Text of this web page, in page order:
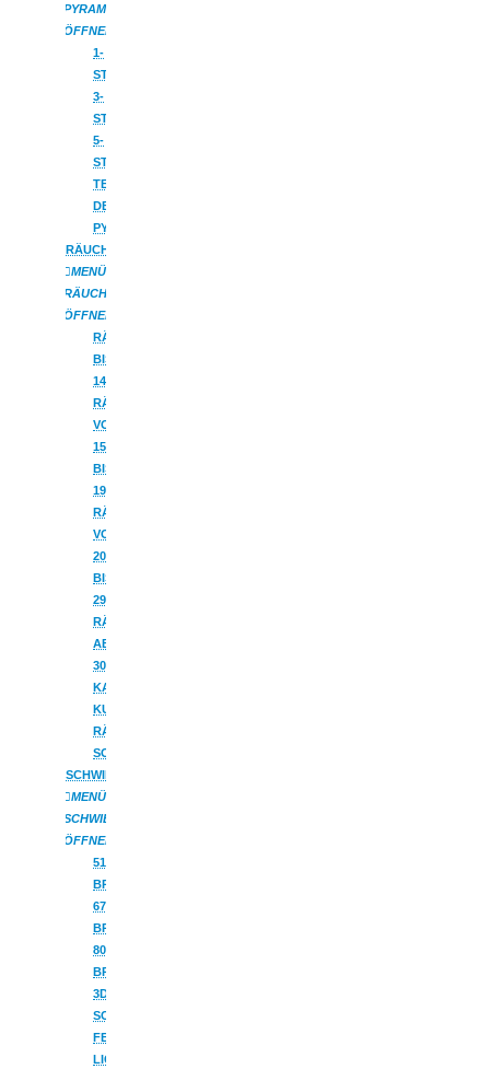
PYRAMIDEN
ÖFFNEN
1-
STÖCKIG
3-
STUFIG
5-
STUFIG
TEELICHTPYRAMIDEN
DECKENPYRAMIDEN
PYRAMIDENHÄUSER
RÄUCHERFIGUREN
MENÜ
RÄUCHERFIGUREN
ÖFFNEN
RÄUCHERMÄNNCHEN
BIS
14CM
RÄUCHERMÄNNER
VON
15
BIS
19CM
RÄUCHERMÄNNER
VON
20
BIS
29CM
RÄUCHERMÄNNER
AB
30CM
KANTENHOCKER
KUGELRÄUCHERFIGUREN
RÄUCHERHÄUSCHEN
SONSTIGES
SCHWIBBOGEN
MENÜ
SCHWIBBOGEN
ÖFFNEN
51CM
BREITE
67CM
BREITE
80CM
BREITE
3D-
SCHWIBBOGEN
FENSTERBILDER
LICHTERSPITZEN